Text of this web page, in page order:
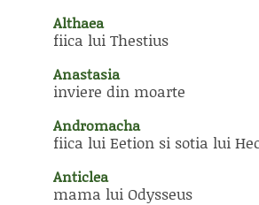
Althaea
fiica lui Thestius
Anastasia
inviere din moarte
Andromacha
fiica lui Eetion si sotia lui
Anticlea
mama lui Odysseus